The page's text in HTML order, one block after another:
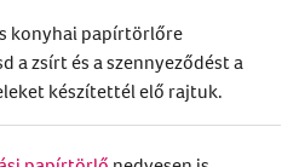
konyhai papírtörlőre
a zsírt és a szennyeződést a
készítettél elő rajtuk.